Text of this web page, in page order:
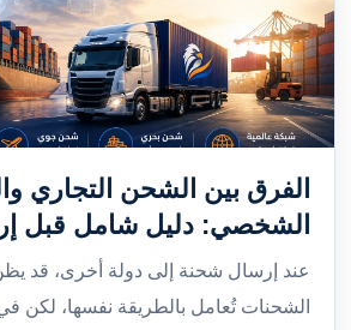
الفرق بين الشحن التجاري
الشخصي: دليل شامل قبل
عند إرسال شحنة إلى دولة أخرى، قد
الشحنات تُعامل بالطريقة نفسها، لكن